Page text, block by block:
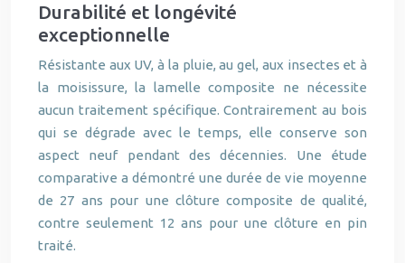
Durabilité et longévité
exceptionnelle
Résistante aux UV, à la pluie, au gel, aux insectes et à
la moisissure, la lamelle composite ne nécessite
aucun traitement spécifique. Contrairement au bois
qui se dégrade avec le temps, elle conserve son
aspect neuf pendant des décennies. Une étude
comparative a démontré une durée de vie moyenne
de 27 ans pour une clôture composite de qualité,
contre seulement 12 ans pour une clôture en pin
traité.